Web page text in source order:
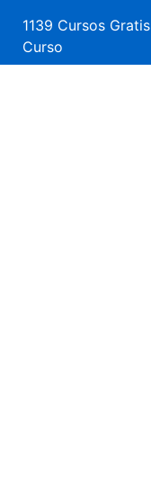
1139 Cursos Gratis
Curso